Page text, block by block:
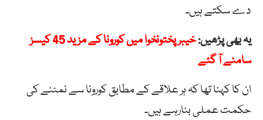
دے سکتے ہیں۔
یہ بھی پڑھیں:
خیبرپختونخوا میں کورونا کے مزید 45 کیسز
سامنے آ گئے
ان کا کہنا تھا کہ ہر علاقے کے مطابق کورونا سے نمٹنے کی
حکمت عملی بنارہے ہیں۔